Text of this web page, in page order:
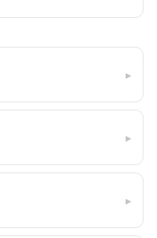
▸
▸
▸